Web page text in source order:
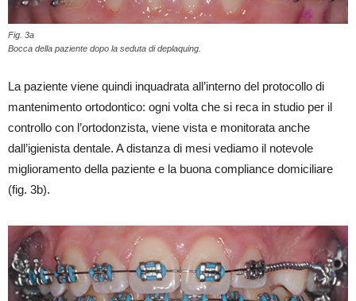
Fig. 3a
Bocca della paziente dopo la seduta di deplaquing.
La paziente viene quindi inquadrata all’interno del protocollo di
mantenimento ortodontico: ogni volta che si reca in studio per il
controllo con l’ortodonzista, viene vista e monitorata anche
dall’igienista dentale. A distanza di mesi vediamo il notevole
miglioramento della paziente e la buona compliance domiciliare
(fig. 3b).